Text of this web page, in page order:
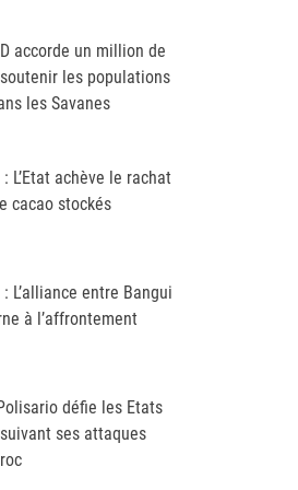
accorde un million de
les populations
les Savanes
: L’Etat achève le rachat
cacao stockés
L’alliance entre Bangui
à l’affrontement
défie les Etats
ses attaques